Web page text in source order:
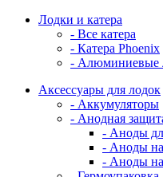
Лодки и катера
- Все катера
- Катера Phoenix
- Алюминиевые
Аксессуары для лодок
- Аккумуляторы
- Анодная
- Аноды
- Аноды
- Аноды на